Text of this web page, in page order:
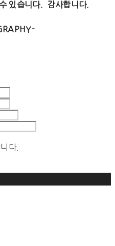
있습니다. 감사합니다.
다.